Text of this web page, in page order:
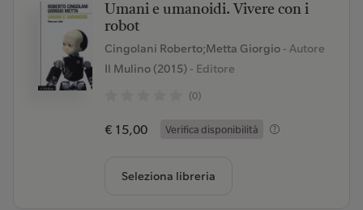
Umani e umanoidi. Vivere con i
robot
Cingolani Roberto;Metta Giorgio - Autore
Il Mulino (2015)- Editore
(0)
€ 15,00 Verifica disponibilità
Seleziona libreria